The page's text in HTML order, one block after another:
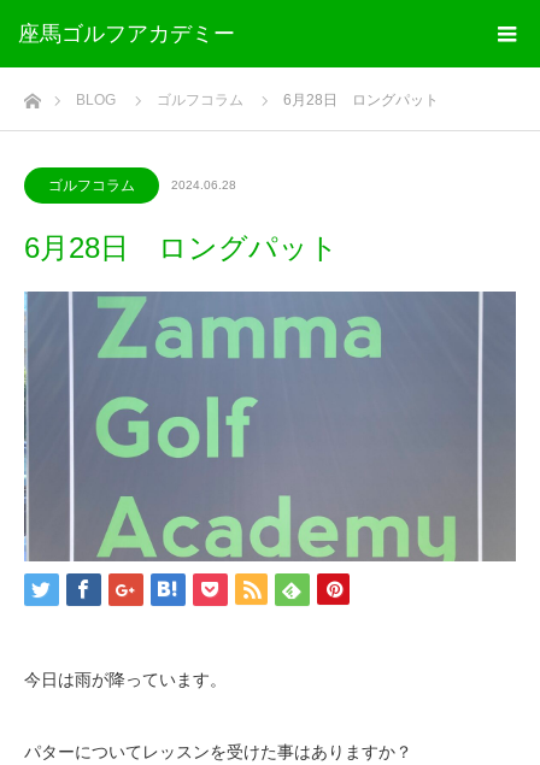
座馬ゴルフアカデミー
ホームBLOG ゴルフコラム 6月28日 ロングパット
ゴルフコラム 2024.06.28
6月28日 ロングパット
今日は雨が降っています。
パターについてレッスンを受けた事はありますか？